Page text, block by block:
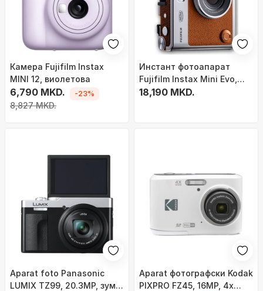
Камера Fujifilm Instax
MINI 12, виолетова
6,790 MKD.
8,827 MKD.
-23%
Инстант фотоапарат
Fujifilm Instax Mini Evo,
USB C, со Блутут, кафеав
18,190 MKD.
Aparat foto Panasonic
LUMIX TZ99, 20.3MP, зум
Aparat фотографски Kodak
PIXPRO FZ45, 16MP, 4x